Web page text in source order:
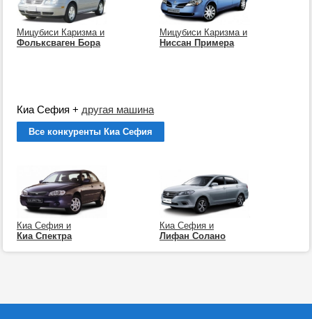
Мицубиси Каризма и
Фольксваген Бора
Мицубиси Каризма и
Ниссан Примера
Киа Сефия + другая машина
Все конкуренты Киа Сефия
Киа Сефия и
Киа Спектра
Киа Сефия и
Лифан Солано